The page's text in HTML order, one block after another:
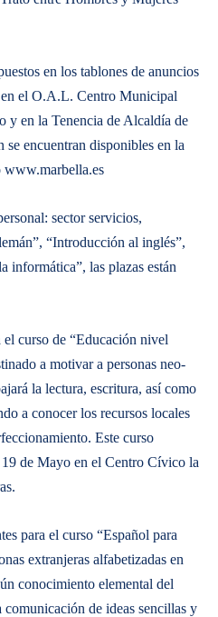
en los tablones de anuncios
el O.A.L. Centro Municipal
y en la Tenencia de Alcaldía de
se encuentran disponibles en la
www.marbella.es
sector servicios,
“Introducción al inglés”,
informática”, las plazas están
curso de “Educación nivel
a motivar a personas neo-
la lectura, escritura, así como
a conocer los recursos locales
Este curso
de Mayo en el Centro Cívico la
para el curso “Español para
extranjeras alfabetizadas en
conocimiento elemental del
comunicación de ideas sencillas y